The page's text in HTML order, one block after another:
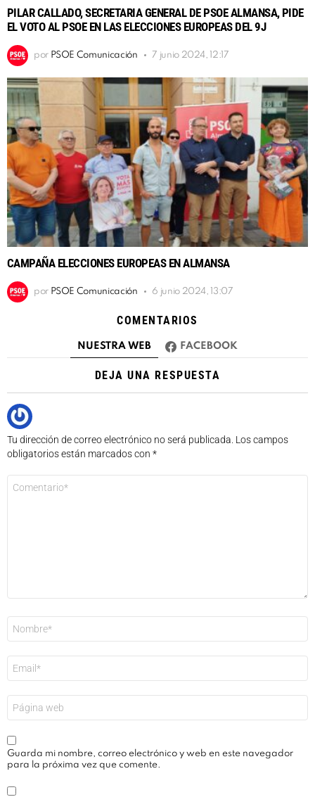
PILAR CALLADO, SECRETARIA GENERAL DE PSOE ALMANSA, PIDE
EL VOTO AL PSOE EN LAS ELECCIONES EUROPEAS DEL 9J
por PSOE Comunicación 7 junio 2024, 12:17
CAMPAÑA ELECCIONES EUROPEAS EN ALMANSA
por PSOE Comunicación 6 junio 2024, 13:07
COMENTARIOS
NUESTRA WEB FACEBOOK
DEJA UNA RESPUESTA
Tu dirección de correo electrónico no será publicada. Los campos
obligatorios están marcados con *
electrónico
*
Guarda mi nombre, correo electrónico y web en este navegador
para la próxima vez que comente.